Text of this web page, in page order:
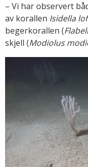
– Vi har observert
av korallen Isidella
begerkorallen (
skjell (Modiolus